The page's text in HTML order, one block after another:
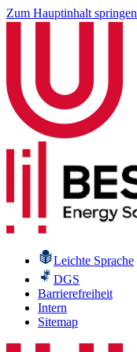
Zum Hauptinhalt springen
Leichte Sprache
DGS
Barrierefreiheit
Intern
Sitemap